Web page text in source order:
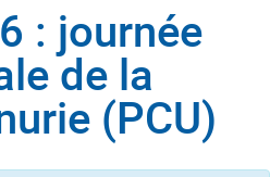
: journée
de la
(PCU)